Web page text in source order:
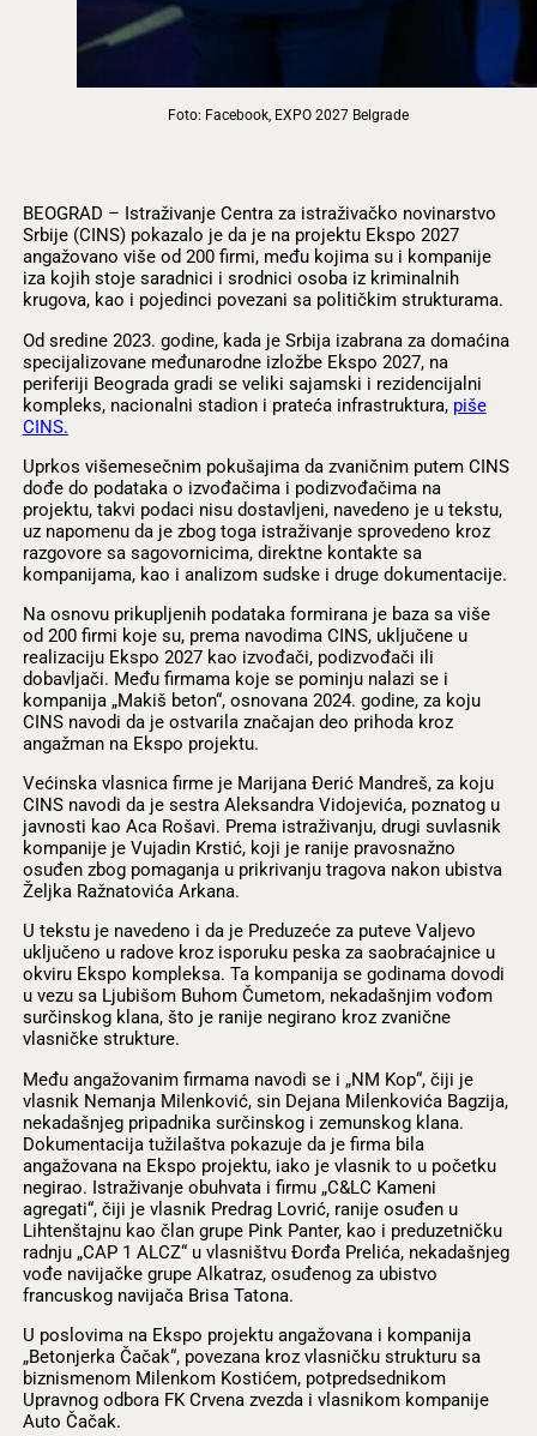
Foto: Facebook, EXPO 2027 Belgrade
BEOGRAD – Istraživanje Centra za istraživačko novinarstvo
Srbije (CINS) pokazalo je da je na projektu Ekspo 2027
angažovano više od 200 firmi, među kojima su i kompanije
iza kojih stoje saradnici i srodnici osoba iz kriminalnih
krugova, kao i pojedinci povezani sa političkim strukturama.
Od sredine 2023. godine, kada je Srbija izabrana za domaćina
specijalizovane međunarodne izložbe Ekspo 2027, na
periferiji Beograda gradi se veliki sajamski i rezidencijalni
kompleks, nacionalni stadion i prateća infrastruktura, piše
CINS.
Uprkos višemesečnim pokušajima da zvaničnim putem CINS
dođe do podataka o izvođačima i podizvođačima na
projektu, takvi podaci nisu dostavljeni, navedeno je u tekstu,
uz napomenu da je zbog toga istraživanje sprovedeno kroz
razgovore sa sagovornicima, direktne kontakte sa
kompanijama, kao i analizom sudske i druge dokumentacije.
Na osnovu prikupljenih podataka formirana je baza sa više
od 200 firmi koje su, prema navodima CINS, uključene u
realizaciju Ekspo 2027 kao izvođači, podizvođači ili
dobavljači. Među firmama koje se pominju nalazi se i
kompanija „Makiš beton“, osnovana 2024. godine, za koju
CINS navodi da je ostvarila značajan deo prihoda kroz
angažman na Ekspo projektu.
Većinska vlasnica firme je Marijana Đerić Mandreš, za koju
CINS navodi da je sestra Aleksandra Vidojevića, poznatog u
javnosti kao Aca Rošavi. Prema istraživanju, drugi suvlasnik
kompanije je Vujadin Krstić, koji je ranije pravosnažno
osuđen zbog pomaganja u prikrivanju tragova nakon ubistva
Željka Ražnatovića Arkana.
U tekstu je navedeno i da je Preduzeće za puteve Valjevo
uključeno u radove kroz isporuku peska za saobraćajnice u
okviru Ekspo kompleksa. Ta kompanija se godinama dovodi
u vezu sa Ljubišom Buhom Čumetom, nekadašnjim vođom
surčinskog klana, što je ranije negirano kroz zvanične
vlasničke strukture.
Među angažovanim firmama navodi se i „NM Kop“, čiji je
vlasnik Nemanja Milenković, sin Dejana Milenkovića Bagzija,
nekadašnjeg pripadnika surčinskog i zemunskog klana.
Dokumentacija tužilaštva pokazuje da je firma bila
angažovana na Ekspo projektu, iako je vlasnik to u početku
negirao. Istraživanje obuhvata i firmu „C&LC Kameni
agregati“, čiji je vlasnik Predrag Lovrić, ranije osuđen u
Lihtenštajnu kao član grupe Pink Panter, kao i preduzetničku
radnju „CAP 1 ALCZ“ u vlasništvu Đorđa Prelića, nekadašnjeg
vođe navijačke grupe Alkatraz, osuđenog za ubistvo
francuskog navijača Brisa Tatona.
U poslovima na Ekspo projektu angažovana i kompanija
„Betonjerka Čačak“, povezana kroz vlasničku strukturu sa
biznismenom Milenkom Kostićem, potpredsednikom
Upravnog odbora FK Crvena zvezda i vlasnikom kompanije
Auto Čačak.